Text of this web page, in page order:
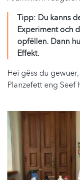
Tipp: Du kanns
Experiment och
opfëllen. Dann
Effekt.
Hei gëss du
Planzefett eng Seef